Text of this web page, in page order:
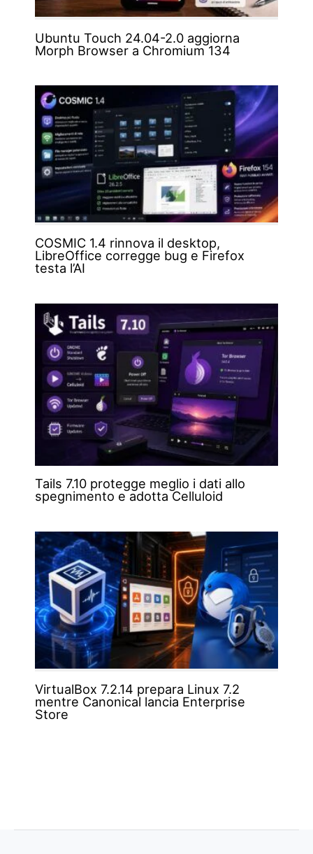
Ubuntu Touch 24.04-2.0 aggiorna
Morph Browser a Chromium 134
COSMIC 1.4 rinnova il desktop,
LibreOffice corregge bug e Firefox
testa l’AI
Tails 7.10 protegge meglio i dati allo
spegnimento e adotta Celluloid
VirtualBox 7.2.14 prepara Linux 7.2
mentre Canonical lancia Enterprise
Store